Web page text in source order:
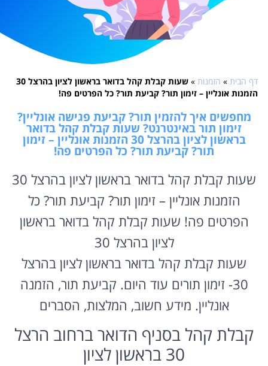
דף הבית » הזמנות »
שעות קבלת קהל בדואר בראשון לציון בהרצל 30
הזמנות אונליין – זימון תור? קביעת תור? כל הפרטים פה!
מחפשים איך להזמין תור? קביעת פגישה אונליין?
זימון תור באינטרנט? שעות קבלת קהל בדואר
בראשון לציון בהרצל 30 הזמנות אונליין – זימון
תור? קביעת תור? כל הפרטים פה!
שעות קבלת קהל בדואר בראשון לציון בהרצל 30
הזמנות אונליין – זימון תור? קביעת תור? כל
הפרטים פה! שעות קבלת קהל בדואר בראשון
לציון בהרצל 30
שעות קבלת קהל בדואר בראשון לציון בהרצל
30- זימון תורים עוד היום. קביעת תור, הזמנה
אונליין. מידע חשוב, המלצות, הסברים
קבלת קהל בסניף הדואר ברחוב הרצל
30 בראשון לציון